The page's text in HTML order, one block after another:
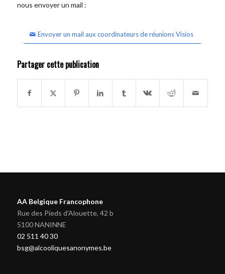
nous envoyer un mail :
Envoyer un mail aux coordinateurs de réunions Visios
Partager cette publication
AA Belgique Francophone
Rue des Pieds d'Alouette, 42 b
5100 NANINNE
02 511 40 30
bsg@alcooliquesanonymes.be